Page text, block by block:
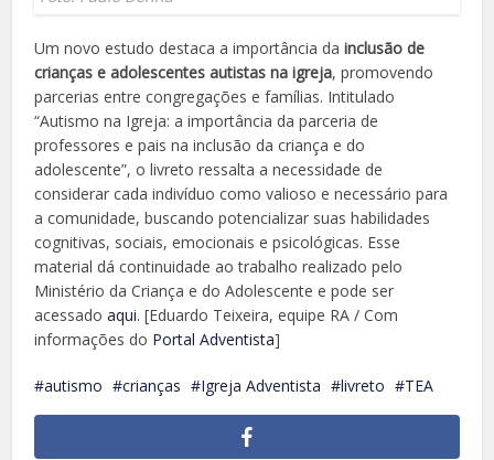
Um novo estudo destaca a importância dainclusão de
crianças e adolescentes autistas na igreja, promovendo
parcerias entre congregações e famílias. Intitulado
“Autismo na Igreja: a importância da parceria de
professores e pais na inclusão da criança e do
adolescente”, o livreto ressalta a necessidade de
considerar cada indivíduo como valioso e necessário para
a comunidade, buscando potencializar suas habilidades
cognitivas, sociais, emocionais e psicológicas. Esse
material dá continuidade ao trabalho realizado pelo
Ministério da Criança e do Adolescente e pode ser
acessadoaqui. [Eduardo Teixeira, equipe RA / Com
informações do Portal Adventista]
autismo crianças Igreja Adventista livreto TEA